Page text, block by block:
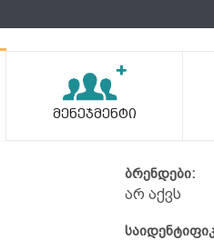
Მენეჯმენტი
ბრენდები:
არ აქვს